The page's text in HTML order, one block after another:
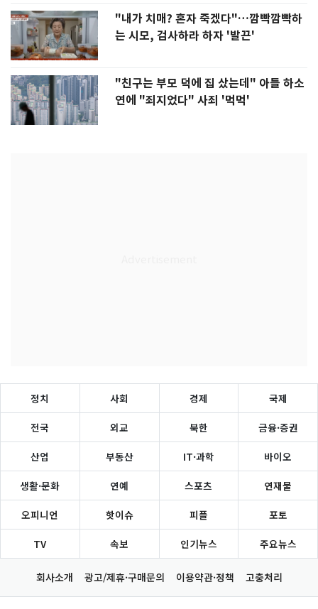
"내가 치매? 혼자 죽겠다"…깜빡깜빡하
는 시모, 검사하라 하자 '발끈'
"친구는 부모 덕에 집 샀는데" 아들 하소
연에 "죄지었다" 사죄 '먹먹'
정치 사회 경제 국제
전국 외교 북한 금융·증권
산업 부동산 IT·과학 바이오
생활·문화 연예 스포츠 연재물
오피니언 핫이슈 피플 포토
TV 속보 인기뉴스 주요뉴스
회사소개 광고/제휴·구매문의 이용약관·정책 고충처리